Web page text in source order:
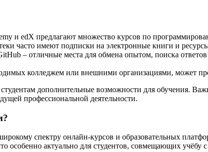
и edX предлагают множество курсов по
часто имеют подписки на электронные книги и
– отличные места для обмена опытом, поиска
колледжем или внешними организациями, может
дополнительные возможности для обучения.
профессиональной деятельности.
спектру онлайн-курсов и образовательных
особенно актуально для студентов, совмещающих учёбу